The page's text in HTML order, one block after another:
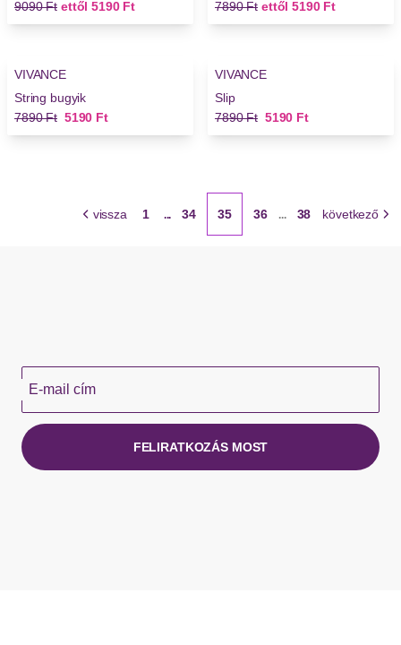
Régi ár
9090 Ft ettől Új ár
5190 Ft
Régi ár
7890 Ft ettől Új ár
5190 Ft
VIVANCE
String bugyik
Régi ár
7890 Ft Új ár
5190 Ft
VIVANCE
Slip
Régi ár
7890 Ft Új ár
5190 Ft
vissza 1 ... 34 35 36 ... 38 következő
E-mail cím
FELIRATKOZÁS MOST